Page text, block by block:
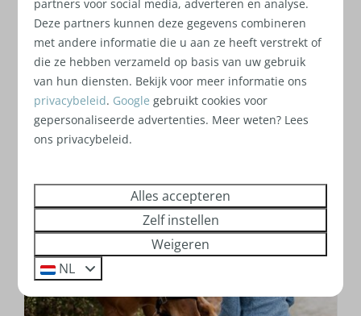
Het gebruik van verschillende technieken vanuit
dediergeneeskunde,chiropractieen
fysiotherapie, als ook het inzetten vandry
needlingenkinesiotaping, maken het mogelijk
om zeer (paard)specifiek te kunnen behandelen.
Eenindividueel planwordt opgesteld, zodat de
ruiter/eigenaar zelf verder aan de slag kan met
partners voor social media, adverteren en analyse.
Deze partners kunnen deze gegevens combineren
met andere informatie die u aan ze heeft verstrekt of
die ze hebben verzameld op basis van uw gebruik
van hun diensten. Bekijk voor meer informatie ons
privacybeleid. Google gebruikt cookies voor
gepersonaliseerde advertenties. Meer weten? Lees
ons privacybeleid.
Alles accepteren
Zelf instellen
Weigeren
NL